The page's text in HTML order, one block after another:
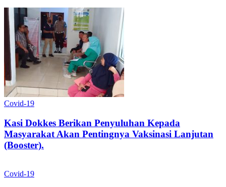
Covid-19
Kasi Dokkes Berikan Penyuluhan Kepada
Masyarakat Akan Pentingnya Vaksinasi Lanjutan
(Booster).
Covid-19